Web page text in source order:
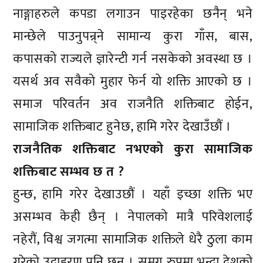
नाङ्गाहरुले कपडा लगाउन पाइरहेका छनैन् भने
मान्छेले पाउनुपन्र्ने सामान्य कुरा गाँस, बास,
कपासको राज्यले ज्ञारेन्टी गर्न नसकेको अवस्था छ ।
यसर्थ अव सवैको मुहार फेर्न यो शक्ति आएको छ ।
समाज परिवर्तन अव राजनैति शक्तिबाट होईन,
सामाजिक शक्तिबाट हुनेछ, हामि गरेर देखाउँछौं ।
राजनैतिक शक्तिबाट नभएको कुरा सामाजिक
शक्तिबाट सम्भव छ त ?
हुन्छ, हामि गरेर देखाउछौं । यहाँ इच्छा शक्ति भए
असम्भव केही छैन् । नेपालको मात्रै परिवेशलाई
नहेरौं, विश्व जगत्मा सामाजिक शक्तिले धेरै ठुला काम